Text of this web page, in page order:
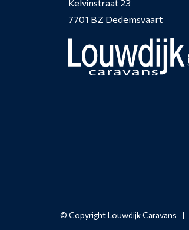
Kelvinstraat 23
7701 BZ Dedemsvaart
© Copyright Louwdijk Caravans |